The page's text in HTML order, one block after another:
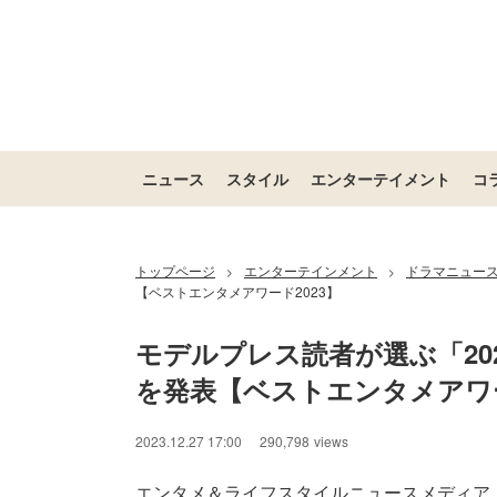
ニュース スタイル エンターテイメント コ
トップページ > エンターテインメント >
ドラマニュー
【ベストエンタメアワード2023】
モデルプレス読者が選ぶ「
を発表【ベストエンタメア
2023.12.27 17:00 290,798 views